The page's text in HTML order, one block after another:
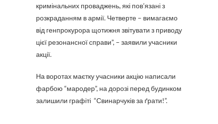
кримінальних проваджень, які пов’язані з
розкраданням в армії. Четверте – вимагаємо
від генпрокурора щотижня звітувати з приводу
цієї резонансної справи”, – заявили учасники
акції.
На воротах маєтку учасники акцію написали
фарбою “мародер”, на дорозі перед будинком
залишили графіті “Свинарчуків за ґрати!”.